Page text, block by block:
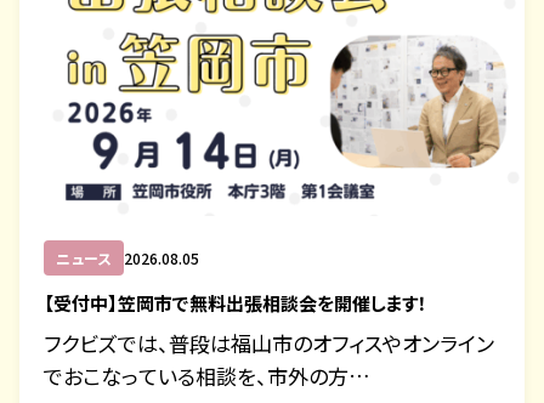
ニュース 2026.08.05
【受付中】笠岡市で無料出張相談会を開催します！
フクビズでは、普段は福山市のオフィスやオンライン
でおこなっている相談を、市外の方…